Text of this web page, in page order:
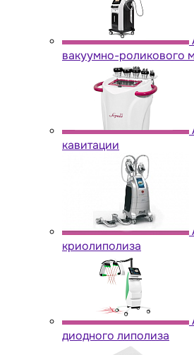
вакуумно-роликового
кавитации
криолиполиза
диодного липолиза